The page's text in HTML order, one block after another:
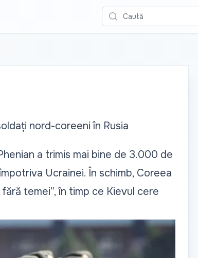
Caută
nord-coreeni în Rusia
a trimis mai bine de 3.000 de
Ucrainei. În schimb, Coreea
temei”, în timp ce Kievul cere